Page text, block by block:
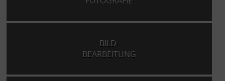
BILD-
BEARBEITUNG